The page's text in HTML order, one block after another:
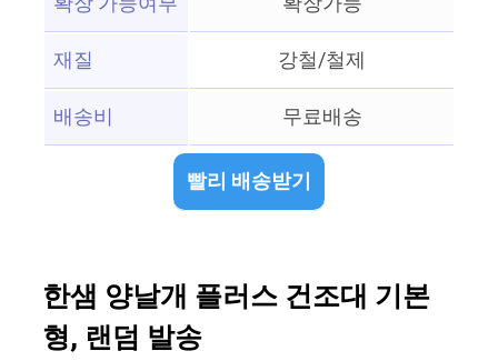
재질
강철/철제
배송비
무료배송
빨리 배송받기
한샘 양날개 플러스 건조대 기본
형, 랜덤 발송